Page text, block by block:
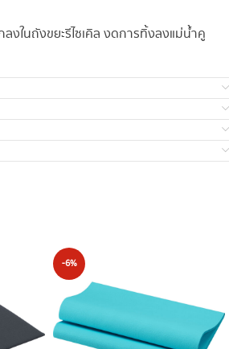
ในถังขยะรีไซเคิล งดการทิ้งลงแม่น้ำคู
-6%